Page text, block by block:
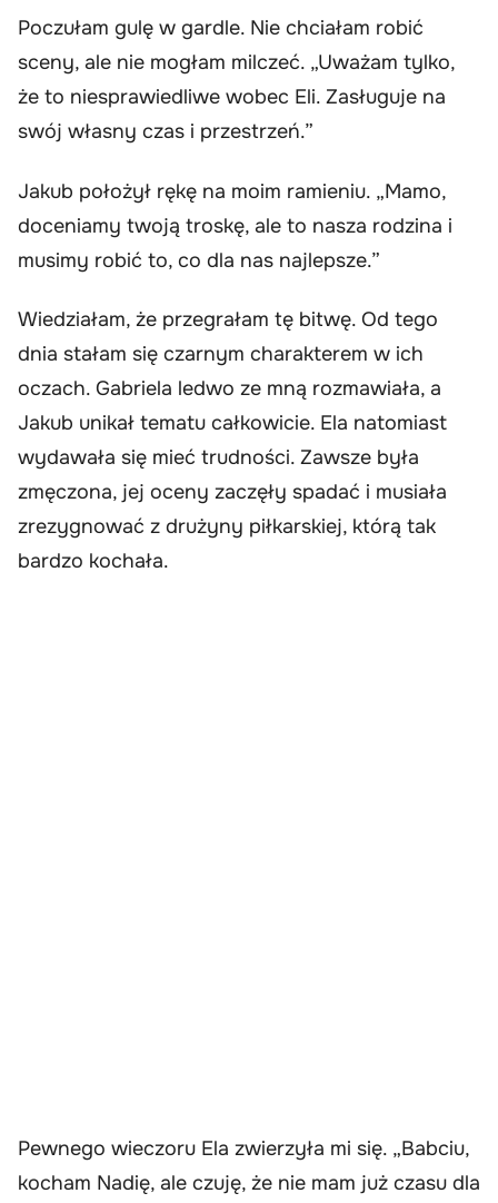
Poczułam gulę w gardle. Nie chciałam robić
sceny, ale nie mogłam milczeć. „Uważam tylko,
że to niesprawiedliwe wobec Eli. Zasługuje na
swój własny czas i przestrzeń.”
Jakub położył rękę na moim ramieniu. „Mamo,
doceniamy twoją troskę, ale to nasza rodzina i
musimy robić to, co dla nas najlepsze.”
Wiedziałam, że przegrałam tę bitwę. Od tego
dnia stałam się czarnym charakterem w ich
oczach. Gabriela ledwo ze mną rozmawiała, a
Jakub unikał tematu całkowicie. Ela natomiast
wydawała się mieć trudności. Zawsze była
zmęczona, jej oceny zaczęły spadać i musiała
zrezygnować z drużyny piłkarskiej, którą tak
bardzo kochała.
Pewnego wieczoru Ela zwierzyła mi się. „Babciu,
kocham Nadię, ale czuję, że nie mam już czasu dla